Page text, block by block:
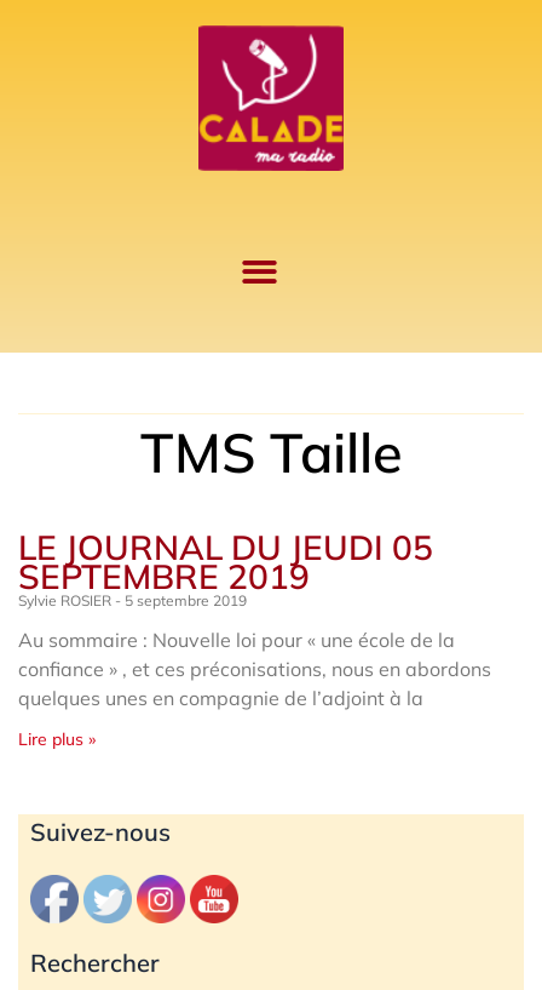
TMS Taille
LE JOURNAL DU JEUDI 05
SEPTEMBRE 2019
Sylvie ROSIER 5 septembre 2019
Au sommaire : Nouvelle loi pour « une école de la
confiance » , et ces préconisations, nous en abordons
quelques unes en compagnie de l’adjoint à la
Lire plus »
Suivez-nous
Rechercher
Archives